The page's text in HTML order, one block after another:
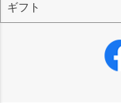
ギフト